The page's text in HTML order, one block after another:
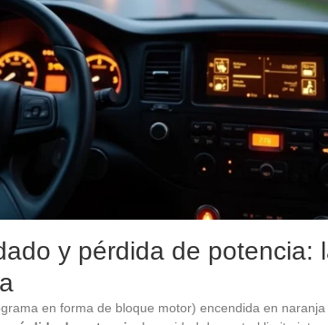
y pérdida de potencia:
en forma de bloque motor) encendida en